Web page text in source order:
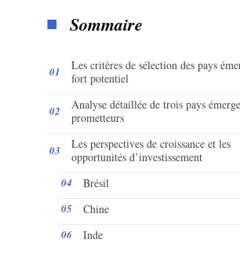
Sommaire
Les critères de sélection des pays
fort potentiel
Analyse détaillée de trois pays
prometteurs
Les perspectives de croissance et les
opportunités d’investissement
Brésil
Chine
Inde